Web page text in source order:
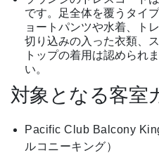
です。足全体を覆うタイ
ョートパンツや水着、ト
切り込みの入った衣類、
トップの着用は認められ
い。
対象となる客室
Pacific Club Balcony
ルコニーキング）